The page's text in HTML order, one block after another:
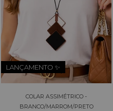
LANÇAMENTO ✨
COLAR ASSIMÉTRICO -
BRANCO/MARROM/PRETO